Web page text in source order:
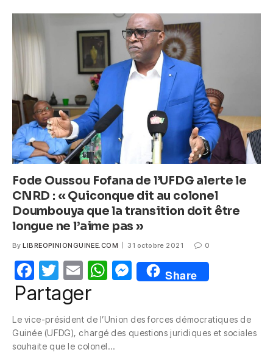
o
k
A
p
p
n
g
er
Fode Oussou Fofana de l’UFDG alerte le
CNRD : « Quiconque dit au colonel
Doumbouya que la transition doit être
longue ne l’aime pas »
By LIBREOPINIONGUINEE.COM 31 octobre 2021 0
F
a
e
b
T
w
itt
er
E
m
W
s
A
M
e
e
Share
Partager
Le vice-président de l’Union des forces démocratiques de
Guinée (UFDG), chargé des questions juridiques et sociales
souhaite que le colonel…